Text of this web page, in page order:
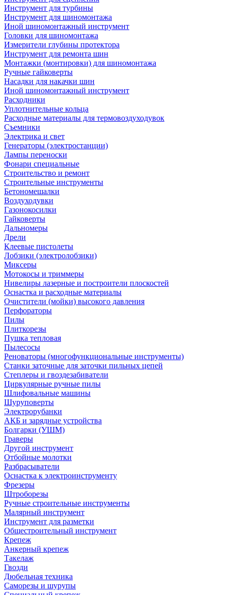
Инструмент для турбины
Инструмент для шиномонтажа
Иной шиномонтажный инструмент
Головки для шиномонтажа
Измерители глубины протектора
Инструмент для ремонта шин
Монтажки (монтировки) для шиномонтажа
Ручные гайковерты
Насадки для накачки шин
Иной шиномонтажный инструмент
Расходники
Уплотнительные кольца
Расходные материалы для термовоздуходувок
Съемники
Электрика и свет
Генераторы (электростанции)
Лампы переноски
Фонари специальные
Строительство и ремонт
Строительные инструменты
Бетономешалки
Воздуходувки
Газонокосилки
Гайковерты
Дальномеры
Дрели
Клеевые пистолеты
Лобзики (электролобзики)
Миксеры
Мотокосы и триммеры
Нивелиры лазерные и построители плоскостей
Оснастка и расходные материалы
Очистители (мойки) высокого давления
Перфораторы
Пилы
Плиткорезы
Пушка тепловая
Пылесосы
Реноваторы (многофункциональные инструменты)
Станки заточные для заточки пильных цепей
Степлеры и гвоздезабиватели
Циркулярные ручные пилы
Шлифовальные машины
Шуруповерты
Электрорубанки
АКБ и зарядные устройства
Болгарки (УШМ)
Граверы
Другой инструмент
Отбойные молотки
Разбрасыватели
Оснастка к электроинструменту
Фрезеры
Штроборезы
Ручные строительные инструменты
Малярный инструмент
Инструмент для разметки
Общестроительный инструмент
Крепеж
Анкерный крепеж
Такелаж
Гвозди
Дюбельная техника
Саморезы и шурупы